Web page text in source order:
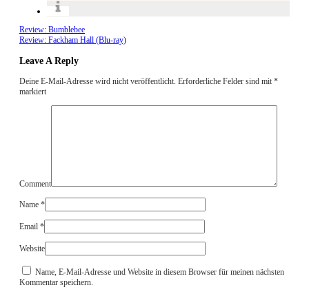
Review: Bumblebee
Review: Fackham Hall (Blu-ray)
Leave A Reply
Deine E-Mail-Adresse wird nicht veröffentlicht. Erforderliche Felder sind mit *
markiert
Comment
Name *
Email *
Website
Name, E-Mail-Adresse und Website in diesem Browser für meinen nächsten
Kommentar speichern.